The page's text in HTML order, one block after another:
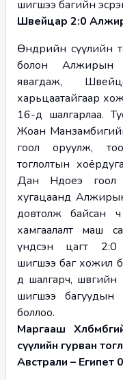
шигшээ багийн
Швейцар 2:0
Өнөөдрийн
болон Алжирын
явагдаж,
харьцаатайгаар
16-д шалгарлаа.
Жоан
гоол оруулж,
тоглолтын
Дан Ндоеэ гоол
хугацаанд
довтолж байсан
хамгаалалт маш
үндсэн цагт 2:0
шигшээ баг хожил
д шалгарч,
шигшээ багуудын
боллоо.
Маргааш
сүүлийн гурван
Австрали –